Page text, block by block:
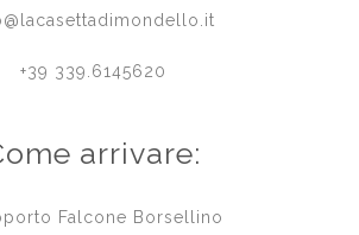
+39 339.6145620
arrivare:
Falcone Borsellino